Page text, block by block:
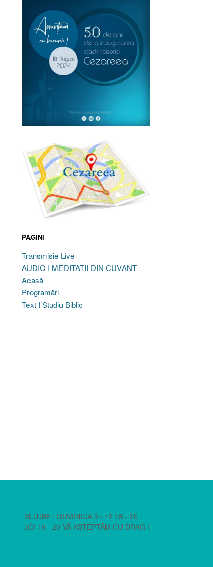
PAGINI
Transmisie Live
AUDIO I MEDITATII DIN CUVANT
Acasă
Programări
Text I Studiu Biblic
SLUJBE : DUMINICA 9 - 12 18 - 20
JOI 18 - 20 VĂ AȘTEPTĂM CU DRAG !